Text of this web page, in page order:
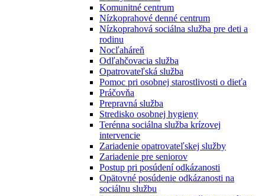
Komunitné centrum
Nízkoprahové denné centrum
Nízkoprahová sociálna služba pre deti a
rodinu
Nocľaháreň
Odľahčovacia služba
Opatrovateľská služba
Pomoc pri osobnej starostlivosti o dieťa
Práčovňa
Prepravná služba
Stredisko osobnej hygieny
Terénna sociálna služba krízovej
intervencie
Zariadenie opatrovateľskej služby
Zariadenie pre seniorov
Postup pri posúdení odkázanosti
Opätovné posúdenie odkázanosti na
sociálnu službu